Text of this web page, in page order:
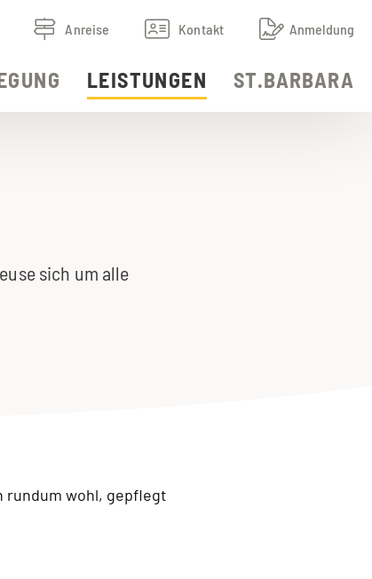
Anreise Kontakt Anmeldung
LEISTUNGEN ST.BARBARA
sich um alle
rundum wohl, gepflegt